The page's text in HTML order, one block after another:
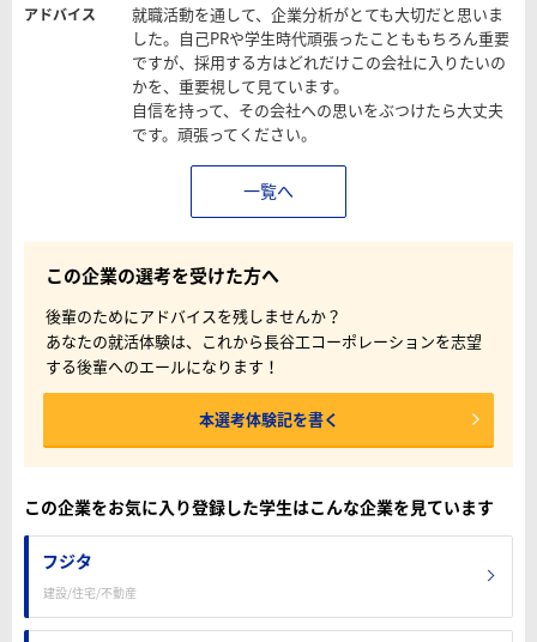
アドバイス
就職活動を通して、企業分析がとても大切だと思いま
した。自己PRや学生時代頑張ったことももちろん重要
ですが、採用する方はどれだけこの会社に入りたいの
かを、重要視して見ています。
自信を持って、その会社への思いをぶつけたら大丈夫
です。頑張ってください。
一覧へ
この企業の選考を受けた方へ
後輩のためにアドバイスを残しませんか？
あなたの就活体験は、これから長谷工コーポレーションを志望
する後輩へのエールになります！
本選考体験記を書く
この企業をお気に入り登録した学生はこんな企業を見ています
フジタ
建設/住宅/不動産